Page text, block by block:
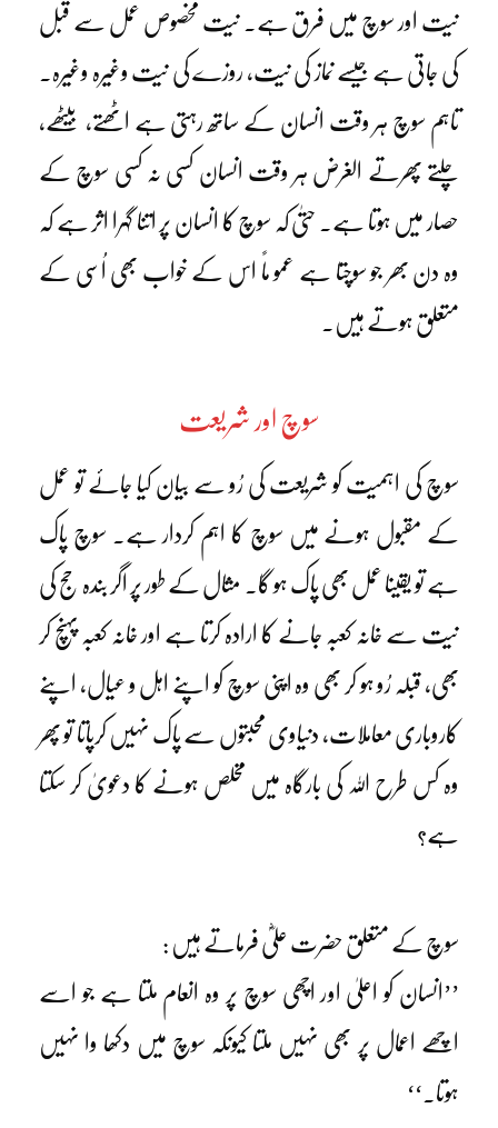
نیت اور سوچ میں فرق ہے۔ نیت مخصوص عمل سے قبل
کی جاتی ہے جیسے نماز کی نیت، روزے کی نیت وغیرہ وغیرہ۔
تاہم سوچ ہر وقت انسان کے ساتھ رہتی ہے اٹھتے، بیٹھے،
چلتے پھرتے الغرض ہر وقت انسان کسی نہ کسی سوچ کے
حصار میں ہوتا ہے۔ حتیٰ کہ سوچ کا انسان پر اتنا گہرا اثر ہے کہ
وہ دن بھر جو سوچتا ہے عمو ماً اس کے خواب بھی اُسی کے
متعلق ہوتے ہیں۔
سوچ اور شریعت
سوچ کی اہمیت کو شریعت کی رُو سے بیان کیا جائے تو عمل
کے مقبول ہونے میں سوچ کا اہم کردار ہے۔ سوچ پاک
ہے تو یقینا عمل بھی پاک ہو گا۔ مثال کے طور پر اگر بندہ حج کی
نیت سے خانہ کعبہ جانے کا ارادہ کرتا ہے اور خانہ کعبہ پہنچ کر
بھی، قبلہ رُو ہو کر بھی وہ اپنی سوچ کو اپنے اہل و عیال، اپنے
کاروباری معاملات، دنیاوی محبتوں سے پاک نہیں کرپاتا تو پھر
وہ کس طرح اللہ کی بارگاہ میں مخلص ہونے کا دعویٰ کر سکتا
ہے؟
سوچ کے متعلق حضرت علیؓ فرماتے ہیں :
’’انسان کو اعلیٰ اور اچھی سوچ پر وہ انعام ملتا ہے جو اسے
اچھے اعمال پر بھی نہیں ملتا کیونکہ سوچ میں دکھا وا نہیں
ہوتا۔‘‘